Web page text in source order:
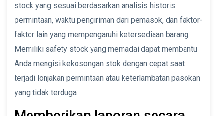
stock yang sesuai berdasarkan analisis historis
permintaan, waktu pengiriman dari pemasok, dan faktor-
faktor lain yang mempengaruhi ketersediaan barang.
Memiliki safety stock yang memadai dapat membantu
Anda mengisi kekosongan stok dengan cepat saat
terjadi lonjakan permintaan atau keterlambatan pasokan
yang tidak terduga.